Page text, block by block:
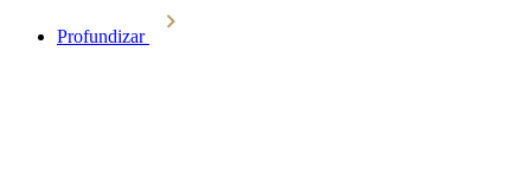
Profundizar